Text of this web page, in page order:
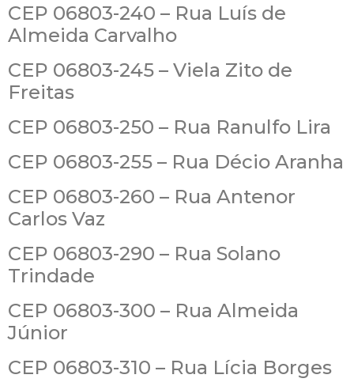
CEP 06803-240 – Rua Luís de
Almeida Carvalho
CEP 06803-245 – Viela Zito de
Freitas
CEP 06803-250 – Rua Ranulfo Lira
CEP 06803-255 – Rua Décio Aranha
CEP 06803-260 – Rua Antenor
Carlos Vaz
CEP 06803-290 – Rua Solano
Trindade
CEP 06803-300 – Rua Almeida
Júnior
CEP 06803-310 – Rua Lícia Borges